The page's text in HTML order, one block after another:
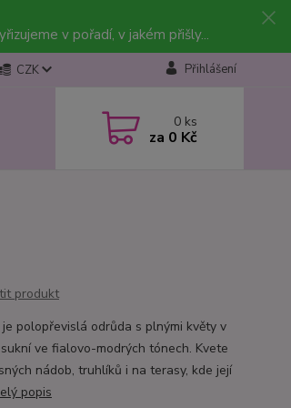
v pořadí, v jakém přišly...
CZK Přihlášení
0 ks
za 0 Kč
produkt
je polopřevislá odrůda s plnými květy v
ve fialovo-modrých tónech. Kvete
nádob, truhlíků i na terasy, kde její
popis